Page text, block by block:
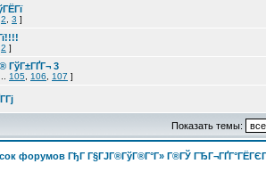
2 3 ]
2 ]
ГўГ±ГҐГ¬ 3
105 106 107 ]
Показать темы:
форумов ГђГ Г§ГЈГ®ГўГ®Г°Г» Г®ГЎ